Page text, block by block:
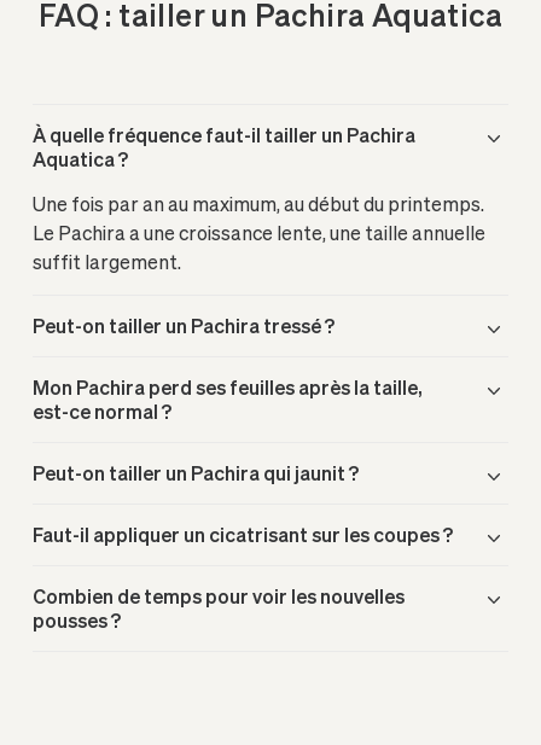
FAQ : tailler un Pachira Aquatica
À quelle fréquence faut-il tailler un Pachira
Aquatica ?
Une fois par an au maximum, au début du printemps.
Le Pachira a une croissance lente, une taille annuelle
suffit largement.
Peut-on tailler un Pachira tressé ?
Mon Pachira perd ses feuilles après la taille,
est-ce normal ?
Peut-on tailler un Pachira qui jaunit ?
Faut-il appliquer un cicatrisant sur les coupes ?
Combien de temps pour voir les nouvelles
pousses ?